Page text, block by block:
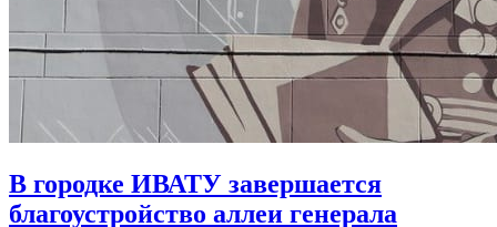
В городке ИВАТУ завершается
благоустройство аллеи генерала